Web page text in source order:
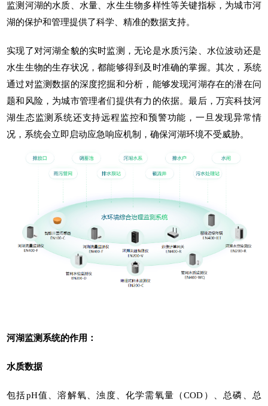
监测河湖的水质、水量、水生生物多样性等关键指标，为城市河
湖的保护和管理提供了科学、精准的数据支持。
实现了对河湖全貌的实时监测，无论是水质污染、水位波动还是
水生生物的生存状况，都能够得到及时准确的掌握。其次，系统
通过对监测数据的深度挖掘和分析，能够发现河湖存在的潜在问
题和风险，为城市管理者们提供有力的依据。最后，万宾科技河
湖生态监测系统还支持远程监控和预警功能，一旦发现异常情
况，系统会立即启动应急响应机制，确保河湖环境不受威胁。
河湖监测系统的作用：
水质数据
包括pH值、溶解氧、浊度、化学需氧量（COD）、总磷、总